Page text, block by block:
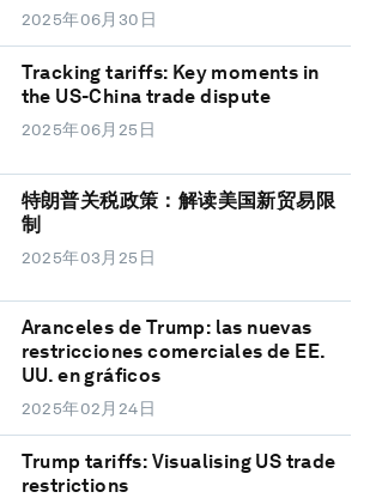
2025年06月30日
Tracking tariffs: Key moments in
the US-China trade dispute
2025年06月25日
特朗普关税政策：解读美国新贸易限
制
2025年03月25日
Aranceles de Trump: las nuevas
restricciones comerciales de EE.
UU. en gráficos
2025年02月24日
Trump tariffs: Visualising US trade
restrictions